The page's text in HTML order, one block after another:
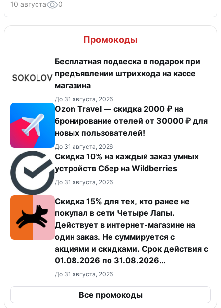
10 августа 0
Промокоды
Бесплатная подвеска в подарок при
предъявлении штрихкода на кассе
магазина
До 31 августа, 2026
Ozon Travel — скидка 2000 ₽ на
бронирование отелей от 30000 ₽ для
новых пользователей!
До 31 августа, 2026
Скидка 10% на каждый заказ умных
устройств Сбер на Wildberries
До 31 августа, 2026
Скидка 15% для тех, кто ранее не
покупал в сети Четыре Лапы.
Действует в интернет-магазине на
один заказ. Не суммируется с
акциями и скидками. Срок действия с
01.08.2026 по 31.08.2026
(включительно).
До 31 августа, 2026
Все промокоды